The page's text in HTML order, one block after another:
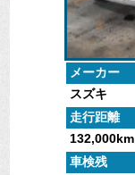
メーカー
スズキ
走行距離
132,000km
車検残